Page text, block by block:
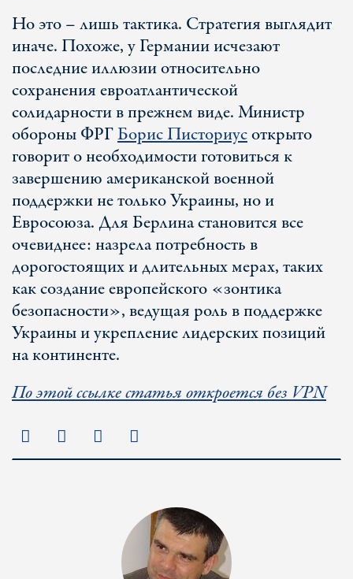
Но это – лишь тактика. Стратегия выглядит
иначе. Похоже, у Германии исчезают
последние иллюзии относительно
сохранения евроатлантической
солидарности в прежнем виде. Министр
обороны ФРГБорис Писториусоткрыто
говорит о необходимости готовиться к
завершению американской военной
поддержки не только Украины, но и
Евросоюза. Для Берлина становится все
очевиднее: назрела потребность в
дорогостоящих и длительных мерах, таких
как создание европейского «зонтика
безопасности», ведущая роль в поддержке
Украины и укрепление лидерских позиций
на континенте.
По этой ссылке статья откроется без VPN